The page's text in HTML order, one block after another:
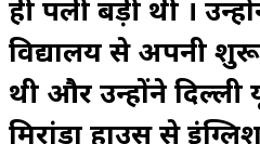
ही पली बड़ी थी ।
विद्यालय से अपनी
थी और उन्होंने दिल्ली
मिरांडा हाउस से